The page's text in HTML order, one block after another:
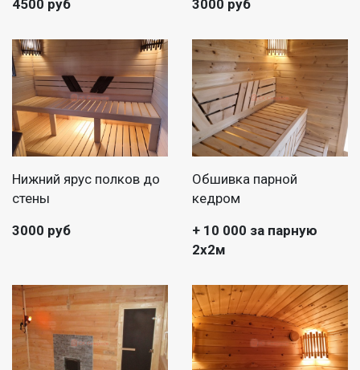
4500 руб
3000 руб
Нижний ярус полков до
стены
3000 руб
Обшивка парной
кедром
+ 10 000 за парную
2х2м